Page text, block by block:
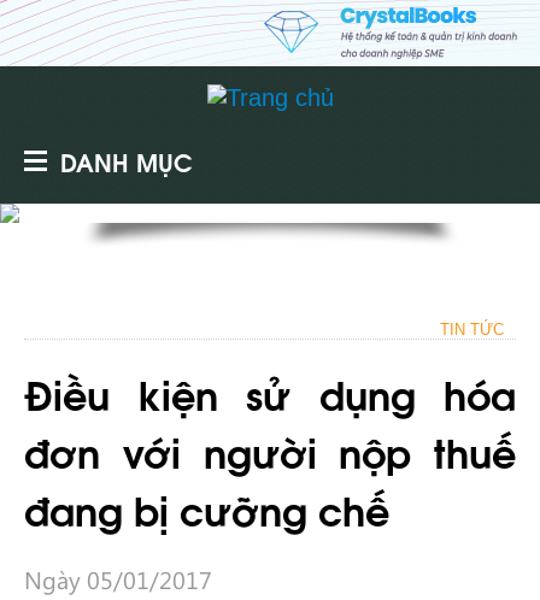
DANH MỤC
TIN TỨC
Điều kiện sử dụng hóa
đơn với người nộp thuế
đang bị cưỡng chế
Ngày 05/01/2017